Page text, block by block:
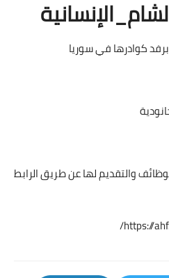
كوادرها في سوريا
والتقديم لها عن طريق الرابط
https://